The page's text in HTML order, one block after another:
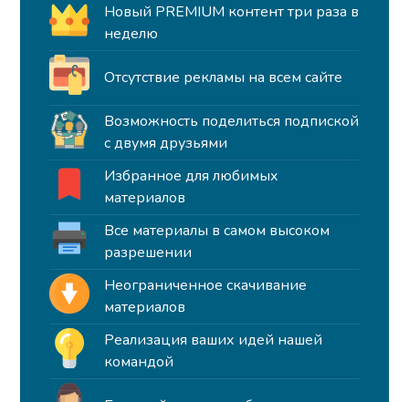
Новый PREMIUM контент три раза в
неделю
Отсутствие рекламы на всем сайте
Возможность поделиться подпиской
с двумя друзьями
Избранное для любимых
материалов
Все материалы в самом высоком
разрешении
Неограниченное скачивание
материалов
Реализация ваших идей нашей
командой